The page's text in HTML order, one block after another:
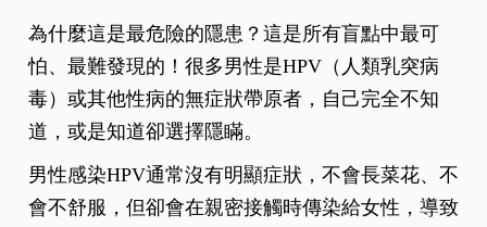
為什麼這是最危險的隱患？這是所有盲點中最可
怕、最難發現的！很多男性是HPV（人類乳突病
毒）或其他性病的無症狀帶原者，自己完全不知
道，或是知道卻選擇隱瞞。
男性感染HPV通常沒有明顯症狀，不會長菜花、不
會不舒服，但卻會在親密接觸時傳染給女性，導致